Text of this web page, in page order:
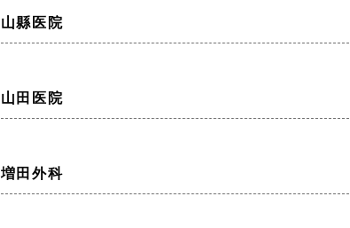
山縣医院
山田医院
増田外科